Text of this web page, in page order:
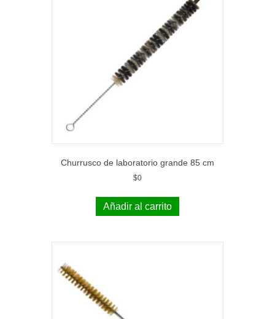
Churrusco de laboratorio grande 85 cm
$0
Añadir al carrito